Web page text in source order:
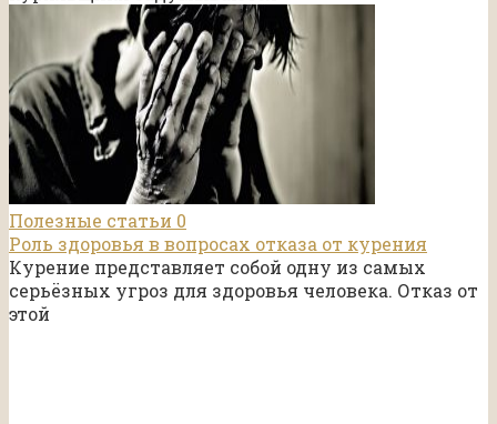
Полезные статьи 0
Роль здоровья в вопросах отказа от курения
Курение представляет собой одну из самых
серьёзных угроз для здоровья человека. Отказ от
этой